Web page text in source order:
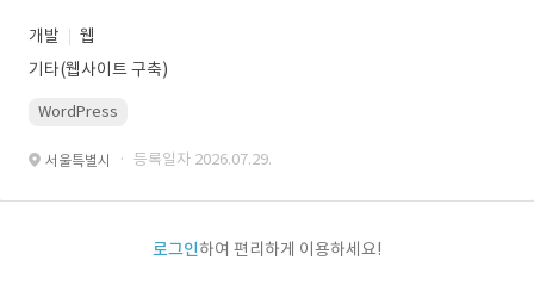
개발
웹
기타(웹사이트 구축)
WordPress
서울특별시 · 등록일자 2026.07.29.
로그인하여 편리하게 이용하세요!